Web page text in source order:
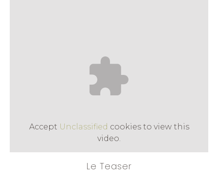
Accept Unclassified cookies to view this
video.
Le Teaser